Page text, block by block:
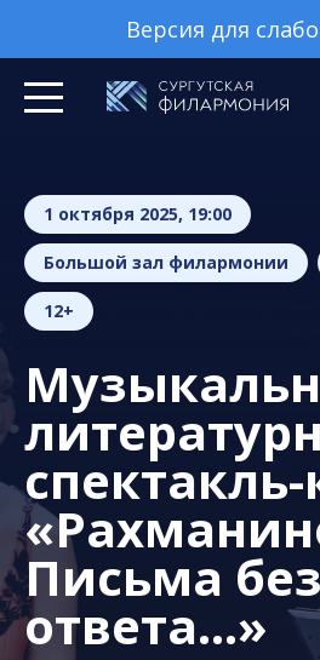
Версия для
1 октября 2025, 19:00
Большой зал филармонии
12+
Письма без
ответа...»